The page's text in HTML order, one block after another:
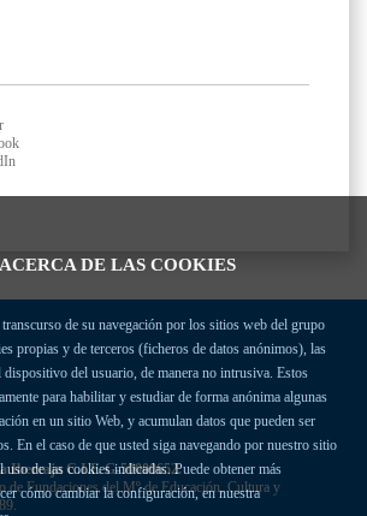
DE LAS COOKIES
de su navegación por los sitios web del grupo
propias y de terceros (ficheros de datos anónimos), las
dispositivo del usuario, de manera no intrusiva. Estos
para habilitar y estudiar de forma anónima algunas
en un sitio Web, y acumulan datos que pueden ser
En el caso de que usted siga navegando por nuestro sitio
uso de las cookies indicadas. Puede obtener más
cómo cambiar la configuración, en nuestra
Ibercaja C.I.F. G-50000652.
de Fundaciones del Mº de Educación, Cultura y